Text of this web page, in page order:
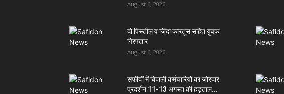
August 6, 2026
दो पिस्तौल व जिंदा कारतूस सहित युवक
गिरफ्तार
August 6, 2026
सफीदों में बिजली कर्मचारियों का जोरदार
प्रदर्शन 11-13 अगस्त की हड़ताल...